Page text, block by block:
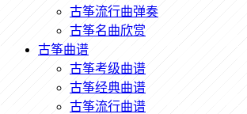
古筝流行曲弹奏
古筝名曲欣赏
古筝曲谱
古筝考级曲谱
古筝经典曲谱
古筝流行曲谱